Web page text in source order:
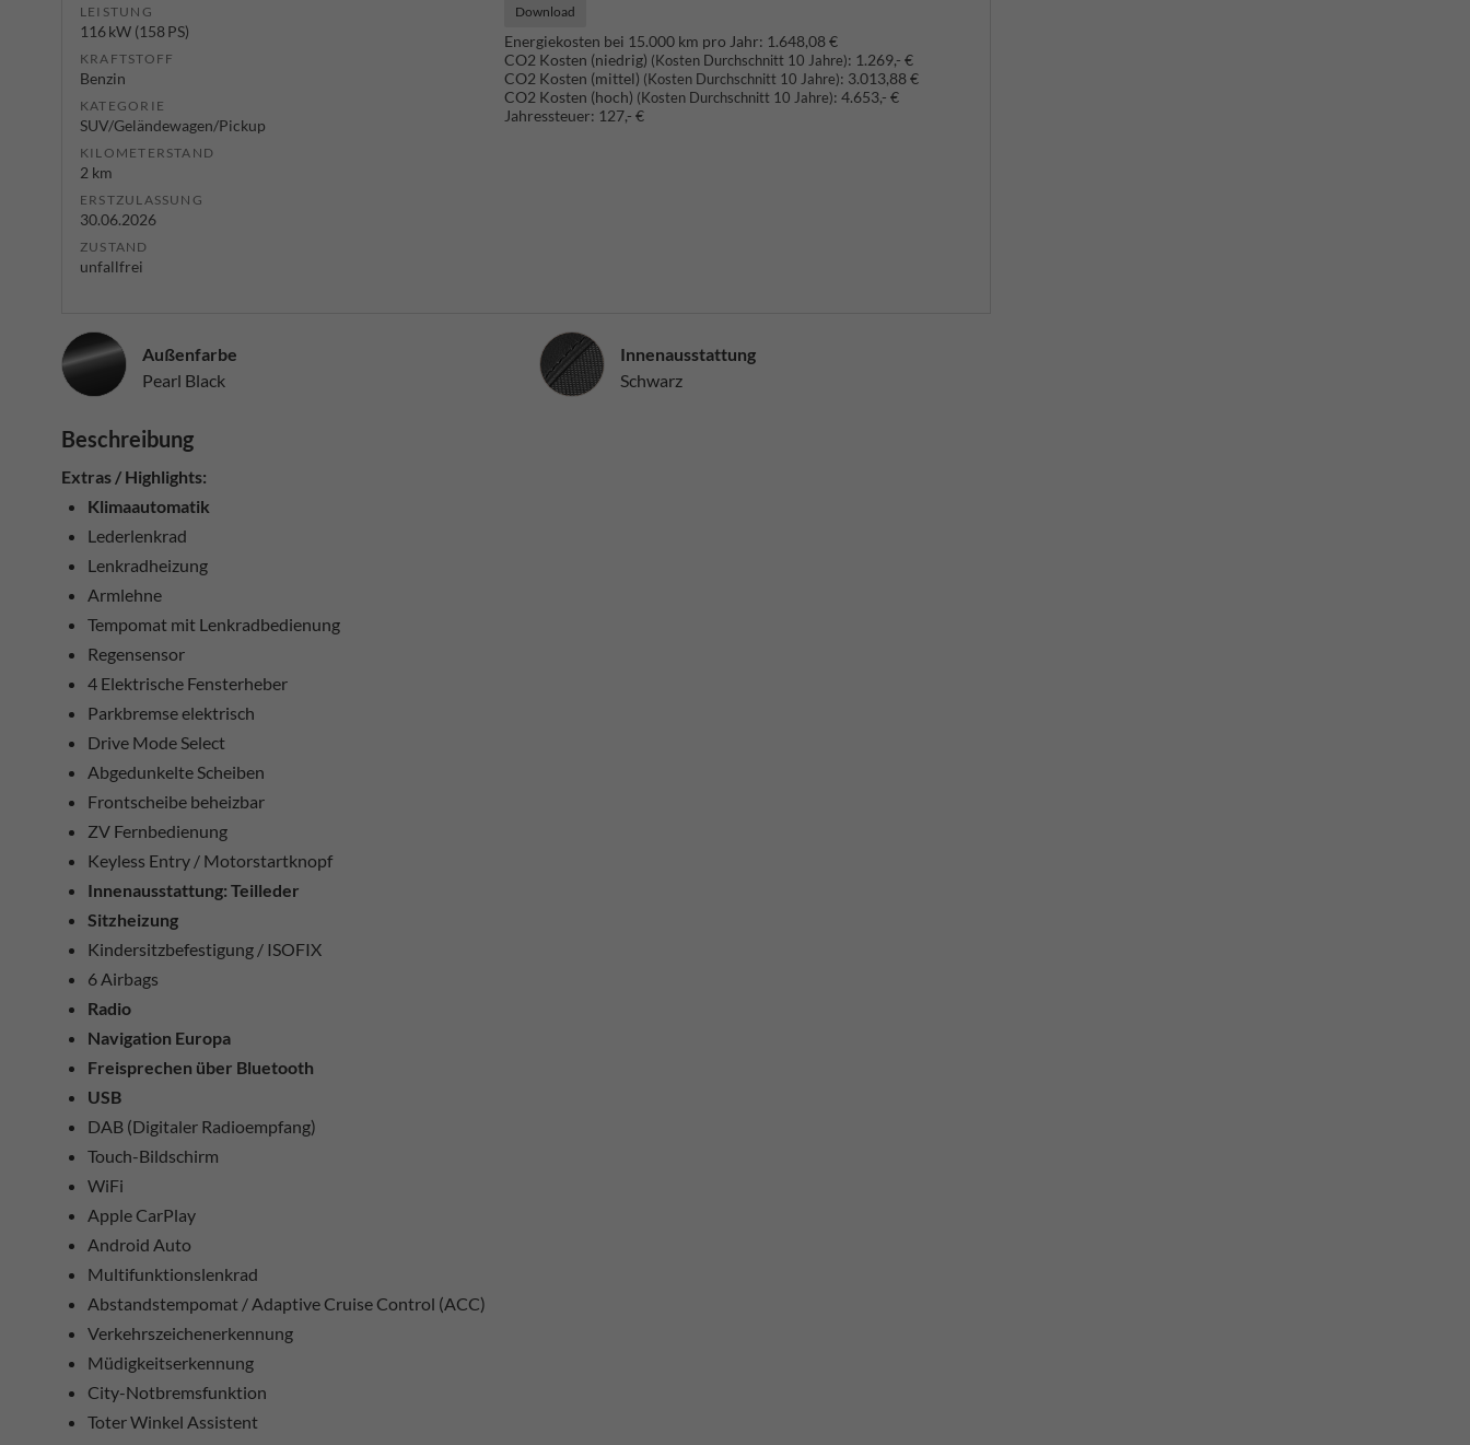
LEISTUNG
116 kW (158 PS)
KRAFTSTOFF
Benzin
KATEGORIE
SUV/Geländewagen/Pickup
KILOMETERSTAND
2 km
ERSTZULASSUNG
30.06.2026
ZUSTAND
unfallfrei
Download
Energiekosten bei 15.000 km pro Jahr: 1.648,08 €
CO2 Kosten (niedrig) (Kosten Durchschnitt 10 Jahre): 1.269,- €
CO2 Kosten (mittel) (Kosten Durchschnitt 10 Jahre): 3.013,88 €
CO2 Kosten (hoch) (Kosten Durchschnitt 10 Jahre): 4.653,- €
Jahressteuer: 127,- €
Außenfarbe
Pearl Black
InnenausstattungInnenausstattung
Schwarz
Beschreibung
Extras / Highlights:
Klimaautomatik
Lederlenkrad
Lenkradheizung
Armlehne
Tempomat mit Lenkradbedienung
Regensensor
4 Elektrische Fensterheber
Parkbremse elektrisch
Drive Mode Select
Abgedunkelte Scheiben
Frontscheibe beheizbar
ZV Fernbedienung
Keyless Entry / Motorstartknopf
Innenausstattung: Teilleder
Sitzheizung
Kindersitzbefestigung / ISOFIX
6 Airbags
Radio
Navigation Europa
Freisprechen über Bluetooth
USB
DAB (Digitaler Radioempfang)
Touch-Bildschirm
WiFi
Apple CarPlay
Android Auto
Multifunktionslenkrad
Abstandstempomat / Adaptive Cruise Control (ACC)
Verkehrszeichenerkennung
Müdigkeitserkennung
City-Notbremsfunktion
Toter Winkel Assistent